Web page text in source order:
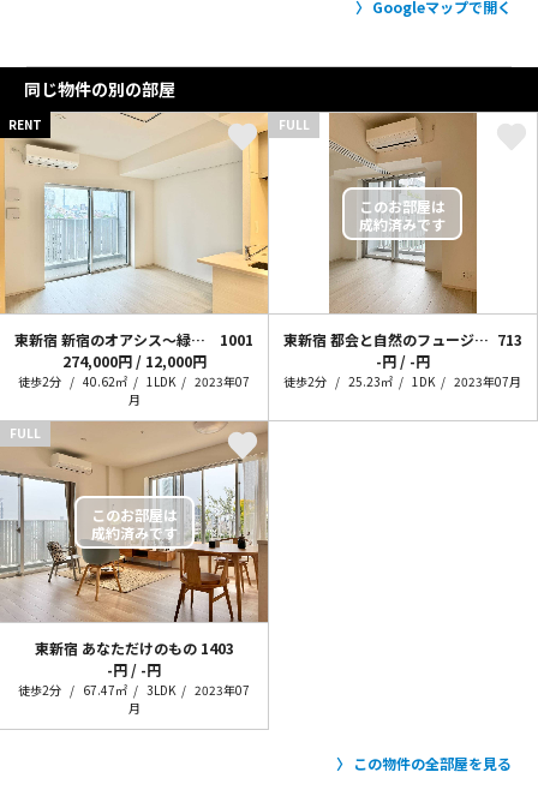
Googleマップで開く
同じ物件の別の部屋
RENT
東新宿 新宿のオアシス～緑を添えて～
1001
274,000円 / 12,000円
徒歩2分 40.62㎡ 1LDK
2023年07
月
FULL
東新宿 都会と自然のフュージョン 713
-円 / -円
徒歩2分 25.23㎡ 1DK 2023年07月
FULL
東新宿 あなただけのもの 1403
-円 / -円
徒歩2分 67.47㎡ 3LDK
2023年07
月
この物件の全部屋を見る